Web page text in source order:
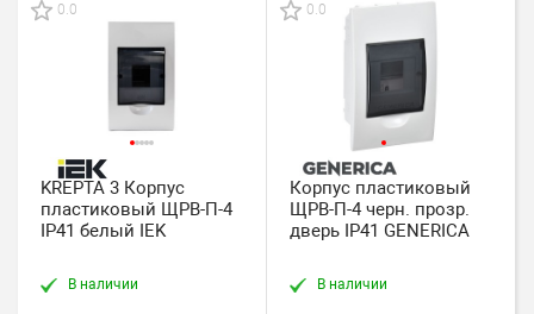
0.0
KREPTA 3 Корпус
пластиковый ЩРВ-П-4
IP41 белый IEK
В наличии
0.0
Корпус пластиковый
ЩРВ-П-4 черн. прозр.
дверь IP41 GENERICA
В наличии